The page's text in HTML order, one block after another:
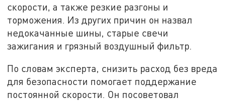
скорости, а также резкие разгоны и
торможения. Из других причин он назвал
недокачанные шины, старые свечи
зажигания и грязный воздушный фильтр.
По словам эксперта, снизить расход без вреда
для безопасности помогает поддержание
постоянной скорости. Он посоветовал